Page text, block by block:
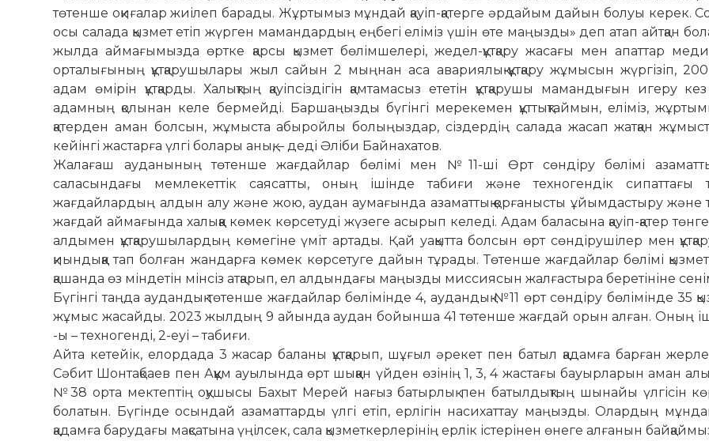
төтенше оқиғалар жиілеп барады. Жұртымыз мұндай қауіп-қатерге әрдайым дайын болуы керек.
осы салада қызмет етіп жүрген мамандардың еңбегі еліміз үшін өте маңызды» деп атап айтқан
жылда аймағымызда өртке қарсы қызмет бөлімшелері, жедел-құтқару жасағы мен апаттар
орталығының құтқарушылары жыл сайын 2 мыңнан аса авариялық-құтқару жұмысын жүргізіп,
адам өмірін құтқарды. Халықтың қауіпсіздігін қамтамасыз ететін құтқарушы мамандығын игеру
адамның қолынан келе бермейді. Баршаңызды бүгінгі мерекемен құттықтаймын, еліміз,
қатерден аман болсын, жұмыста абыройлы болыңыздар, сіздердің салада жасап жатқан
кейінгі жастарға үлгі болары анық, – деді Әліби Байнахатов.
Жалағаш ауданының төтенше жағдайлар бөлімі мен №11-ші Өрт сөндіру бөлімі
саласындағы мемлекеттік саясатты, оның ішінде табиғи және техногендік сипаттағы
жағдайлардың алдын алу және жою, аудан аумағында азаматтық қорғанысты ұйымдастыру және
жағдай аймағында халыққа көмек көрсетуді жүзеге асырып келеді. Адам баласына қауіп-қатер
алдымен құтқарушылардың көмегіне үміт артады. Қай уақытта болсын өрт сөндірушілер мен
қиындыққа тап болған жандарға көмек көрсетуге дайын тұрады. Төтенше жағдайлар бөлімі
қашанда өз міндетін мінсіз атқарып, ел алдындағы маңызды миссиясын жалғастыра беретініне
Бүгінгі таңда аудандық төтенше жағдайлар бөлімінде 4, аудандық №11 өрт сөндіру бөлімінде 35
жұмыс жасайды. 2023 жылдың 9 айында аудан бойынша 41 төтенше жағдай орын алған. Оның
-ы – техногенді, 2-еуі – табиғи.
Айта кетейік, елордада 3 жасар баланы құтқарып, шұғыл әрекет пен батыл қадамға барған
Сәбит Шонтақбаев пен Аққұм ауылында өрт шыққан үйден өзінің 1, 3, 4 жастағы бауырларын аман
№38 орта мектептің оқушысы Бахыт Мерей нағыз батырлық пен батылдықтың шынайы үлгісін
болатын. Бүгінде осындай азаматтарды үлгі етіп, ерлігін насихаттау маңызды. Олардың
қадамға барудағы мақсатына үңілсек, сала қызметкерлерінің ерлік істерінен өнеге алғанын